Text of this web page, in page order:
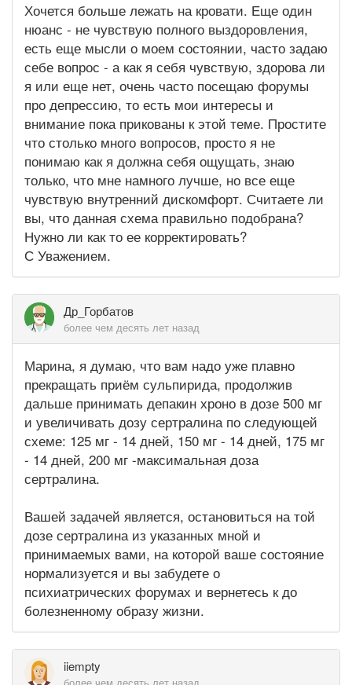
Хочется больше лежать на кровати. Еще один
нюанс - не чувствую полного выздоровления,
есть еще мысли о моем состоянии, часто задаю
себе вопрос - а как я себя чувствую, здорова ли
я или еще нет, очень часто посещаю форумы
про депрессию, то есть мои интересы и
внимание пока прикованы к этой теме. Простите
что столько много вопросов, просто я не
понимаю как я должна себя ощущать, знаю
только, что мне намного лучше, но все еще
чувствую внутренний дискомфорт. Считаете ли
вы, что данная схема правильно подобрана?
Нужно ли как то ее корректировать?
С Уважением.
Др_Горбатов
более чем десять лет назад
Марина, я думаю, что вам надо уже плавно
прекращать приём сульпирида, продолжив
дальше принимать депакин хроно в дозе 500 мг
и увеличивать дозу сертралина по следующей
схеме: 125 мг - 14 дней, 150 мг - 14 дней, 175 мг
- 14 дней, 200 мг -максимальная доза
сертралина.
Вашей задачей является, остановиться на той
дозе сертралина из указанных мной и
принимаемых вами, на которой ваше состояние
нормализуется и вы забудете о
психиатрических форумах и вернетесь к до
болезненному образу жизни.
iiempty